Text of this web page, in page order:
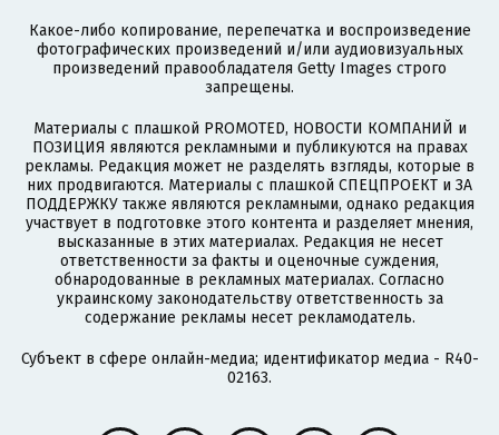
Какое-либо копирование, перепечатка и воспроизведение
фотографических произведений и/или аудиовизуальных
произведений правообладателя Getty Images строго
запрещены.
Материалы с плашкой PROMOTED, НОВОСТИ КОМПАНИЙ и
ПОЗИЦИЯ являются рекламными и публикуются на правах
рекламы. Редакция может не разделять взгляды, которые в
них продвигаются. Материалы с плашкой СПЕЦПРОЕКТ и ЗА
ПОДДЕРЖКУ также являются рекламными, однако редакция
участвует в подготовке этого контента и разделяет мнения,
высказанные в этих материалах. Редакция не несет
ответственности за факты и оценочные суждения,
обнародованные в рекламных материалах. Согласно
украинскому законодательству ответственность за
содержание рекламы несет рекламодатель.
Субъект в сфере онлайн-медиа; идентификатор медиа - R40-
02163.